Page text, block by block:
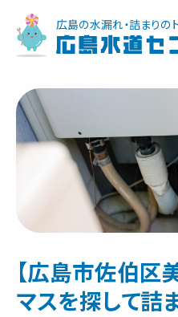
広島の水漏れ・詰まりの
広島水道センター
【広島市佐伯区
マスを探して詰